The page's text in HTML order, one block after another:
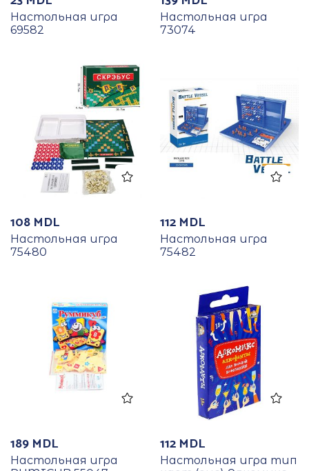
Настольная игра
69582
Настольная игра
73074
108 MDL
Настольная игра
75480
112 MDL
Настольная игра
75482
189 MDL
Настольная игра
112 MDL
Настольная игра тип